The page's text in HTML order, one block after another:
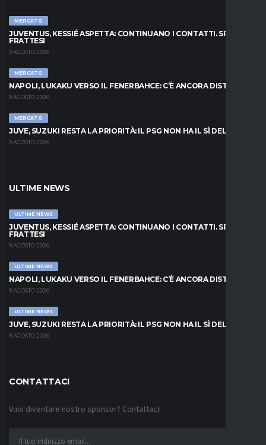
MERCATO
JUVENTUS, KESSIÉ ASPETTA: CONTINUANO I CONTATTI. SPUNTA
FRATTESI
9 AGOSTO 2026
MERCATO
NAPOLI, LUKAKU VERSO IL FENERBAHCE: C’È ANCORA DISTANZA
9 AGOSTO 2026
MERCATO
JUVE, SUZUKI RESTA LA PRIORITÀ: IL PSG NON HA IL SÌ DEL PARMA
9 AGOSTO 2026
ULTIME NEWS
ULTIME NEWS
JUVENTUS, KESSIÉ ASPETTA: CONTINUANO I CONTATTI. SPUNTA
FRATTESI
9 AGOSTO 2026
ULTIME NEWS
NAPOLI, LUKAKU VERSO IL FENERBAHCE: C’È ANCORA DISTANZA
9 AGOSTO 2026
ULTIME NEWS
JUVE, SUZUKI RESTA LA PRIORITÀ: IL PSG NON HA IL SÌ DEL PARMA
9 AGOSTO 2026
CONTATTACI
Vuoi diventare nostro sponsor? Contattaci!